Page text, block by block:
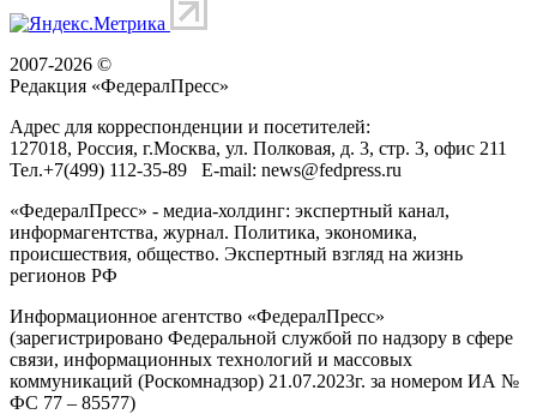
2007-2026 ©
Редакция «ФедералПресс»
Адрес для корреспонденции и посетителей:
127018, Россия, г.Москва, ул. Полковая, д. 3, стр. 3, офис 211
Тел.+7(499) 112-35-89 E-mail: news@fedpress.ru
«ФедералПресс» - медиа-холдинг: экспертный канал,
информагентства, журнал. Политика, экономика,
происшествия, общество. Экспертный взгляд на жизнь
регионов РФ
Информационное агентство «ФедералПресс»
(зарегистрировано Федеральной службой по надзору в сфере
связи, информационных технологий и массовых
коммуникаций (Роскомнадзор) 21.07.2023г. за номером ИА №
ФС 77 – 85577)